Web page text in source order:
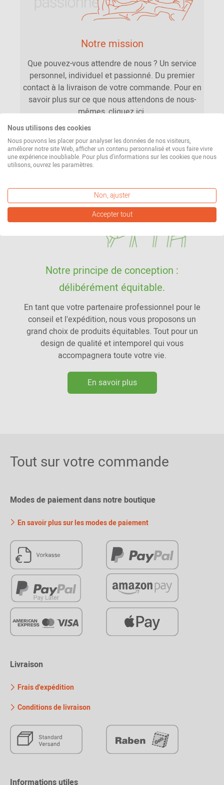
Notre mission
Que pouvez-vous attendre de nous ? Un service
personnel, individuel et passionné. Du premier
contact à la livraison de votre commande. Pour en
savoir plus sur ce que nous attendons de nous-
mêmes, cliquez ici.
En savoir plus
Notre principe de conception :
délibérément équitable.
En tant que votre partenaire professionnel pour le
conseil et l'expédition, nous vous proposons un
grand choix de produits équitables. Tout pour un
design de qualité et intemporel qui vous
accompagnera toute votre vie.
En savoir plus
Tout sur votre commande
Modes de paiement dans notre boutique
En savoir plus sur les modes de paiement
Livraison
Frais d'expédition
Conditions de livraison
Informations utiles
Nous utilisons des cookies
Nous pouvons les placer pour analyser les données de nos visiteurs,
améliorer notre site Web, afficher un contenu personnalisé et vous faire vivre
une expérience inoubliable. Pour plus d'informations sur les cookies que nous
utilisons, ouvrez les paramètres.
Non, ajuster
Accepter tout